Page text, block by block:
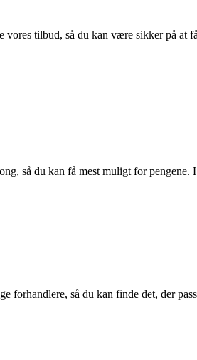
tilbud, så du kan være sikker på at
så du kan få mest muligt for pengene.
så du kan finde det, der